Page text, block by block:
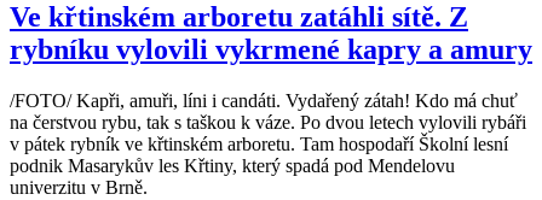
Ve křtinském arboretu zatáhli sítě. Z
rybníku vylovili vykrmené kapry a amury
/FOTO/ Kapři, amuři, líni i candáti. Vydařený zátah! Kdo má chuť
na čerstvou rybu, tak s taškou k váze. Po dvou letech vylovili rybáři
v pátek rybník ve křtinském arboretu. Tam hospodaří Školní lesní
podnik Masarykův les Křtiny, který spadá pod Mendelovu
univerzitu v Brně.